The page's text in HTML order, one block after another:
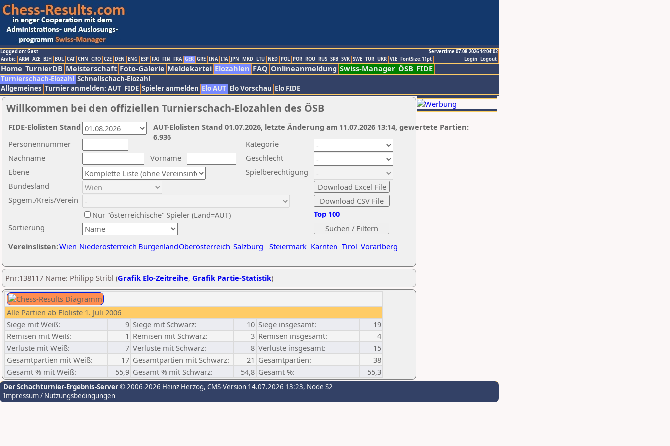
Logged on: Gast
Servertime 07.08.2026 14:04:02
Logout
Login
Arabic ARM AZE BIH BUL CAT CHN CRO CZE DEN ENG ESP FAI FIN FRA GER GRE INA ITA JPN MKD LTU NED POL POR ROU RUS SRB SVK SWE TUR UKR VIE FontSize:11pt
Home TurnierDB Meisterschaft Foto-Galerie Meldekartei Elozahlen FAQ Onlineanmeldung Swiss-Manager ÖSB FIDE
Turnierschach-Elozahl Schnellschach-Elozahl
Allgemeines Turnier anmelden: AUT FIDE Spieler anmelden Elo AUT Elo Vorschau Elo FIDE
Willkommen bei den offiziellen Turnierschach-Elozahlen des ÖSB
Nachname
Vorname
Ebene
Kategorie
Sortierung
Personennummer
Bundesland
Spgem./Kreis/Verein
Geschlecht
Nur "österreichische" Spieler (Land=AUT)
Spielberechtigung
Vereinslisten:Wien Niederösterreich BurgenlandOberösterreich Salzburg Steiermark Kärnten Tirol Vorarlberg
Top 100
AUT-Elolisten Stand 01.07.2026, letzte Änderung am 11.07.2026 13:14, gewertete Partien:
6.936
FIDE-Elolisten Stand
Pnr:138117 Name: Philipp Stribl (Grafik Elo-Zeitreihe, Grafik Partie-Statistik)
Alle Partien ab Eloliste 1. Juli 2006
Siege mit Weiß:
9 Siege mit Schwarz: 10 Siege insgesamt:
19
Remisen mit Weiß:
1 Remisen mit Schwarz: 3 Remisen insgesamt:
4
Verluste mit Weiß:
7 Verluste mit Schwarz: 8 Verluste insgesamt:
15
Gesamtpartien mit Weiß:
17 Gesamtpartien mit Schwarz: 21 Gesamtpartien:
38
Gesamt % mit Weiß:
55,9 Gesamt % mit Schwarz: 54,8 Gesamt %: 55,3
Der Schachturnier-Ergebnis-Server© 2006-2026 Heinz Herzog, CMS-Version 14.07.2026 13:23, Node S2
Impressum / Nutzungsbedingungen